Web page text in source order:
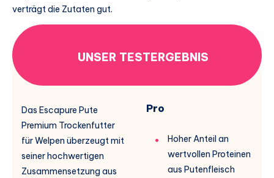
verträgt die Zutaten gut.
UNSER TESTERGEBNIS
Das Escapure Pute
Premium Trockenfutter
für Welpen überzeugt mit
seiner hochwertigen
Zusammensetzung aus
Pro
Hoher Anteil an
wertvollen Proteinen
aus Putenfleisch